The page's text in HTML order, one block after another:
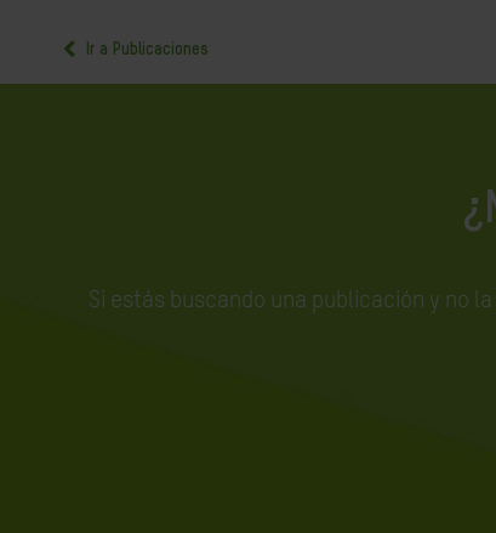
Ir a Publicaciones
Si estás buscando una publicación y no